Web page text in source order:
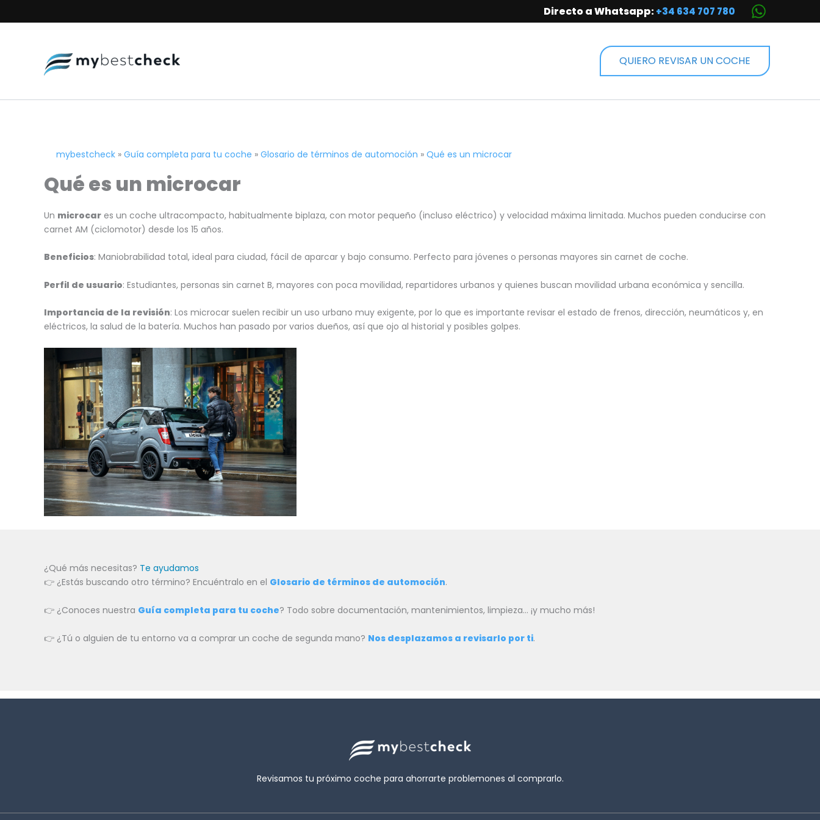
al
Directo a Whatsapp:+34 634 707 780
QUIERO REVISAR UN COCHE
mybestcheck » Guía completa para tu coche » Glosario de términos de automoción » Qué es un microcar
Qué es un microcar
Un microcar es un coche ultracompacto, habitualmente biplaza, con motor pequeño (incluso eléctrico) y velocidad máxima limitada. Muchos pueden conducirse con
carnet AM (ciclomotor) desde los 15 años.
Beneficios: Maniobrabilidad total, ideal para ciudad, fácil de aparcar y bajo consumo. Perfecto para jóvenes o personas mayores sin carnet de coche.
Perfil de usuario: Estudiantes, personas sin carnet B, mayores con poca movilidad, repartidores urbanos y quienes buscan movilidad urbana económica y sencilla.
Importancia de la revisión: Los microcar suelen recibir un uso urbano muy exigente, por lo que es importante revisar el estado de frenos, dirección, neumáticos y, en
eléctricos, la salud de la batería. Muchos han pasado por varios dueños, así que ojo al historial y posibles golpes.
¿Qué más necesitas? Te ayudamos
👉 ¿Estás buscando otro término? Encuéntralo en el Glosario de términos de automoción.
👉 ¿Conoces nuestra Guía completa para tu coche? Todo sobre documentación, mantenimientos, limpieza… ¡y mucho más!
👉 ¿Tú o alguien de tu entorno va a comprar un coche de segunda mano? Nos desplazamos a revisarlo por ti.
Revisamos tu próximo coche para ahorrarte problemones al comprarlo.